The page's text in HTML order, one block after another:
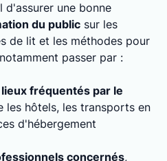
une bonne
du public sur les
de lit et les méthodes pour
passer par :
fréquentés par le
les hôtels, les transports en
d'hébergement
concernés,